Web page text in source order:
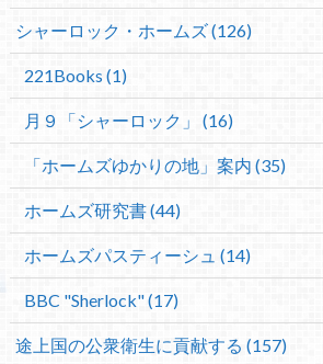
シャーロック・ホームズ (126)
221Books (1)
月９「シャーロック」 (16)
「ホームズゆかりの地」案内 (35)
ホームズ研究書 (44)
ホームズパスティーシュ (14)
BBC "Sherlock" (17)
途上国の公衆衛生に貢献する (157)